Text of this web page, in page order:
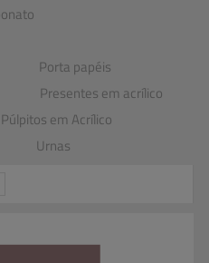
Porta papéis
Presentes em acrílico
Púlpitos em Acrílico
Urnas